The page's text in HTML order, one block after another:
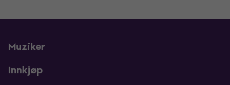
Muziker
Innkjøp